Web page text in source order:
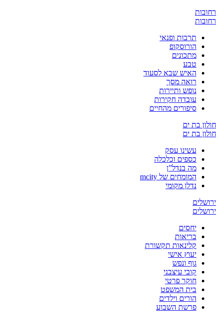
תרבות ופנאי
הורוסקופ
מתכונים
טבע
האיש שבא לסעוד
רואה מסך
נופש ותיירות
עובדה חקירות
סיפורים מהחיים
בת ים
בת ים
עשינו עסק
כספים וכלכלה
מה בנדל”ן
המומחים של mcity
נדלן מקומי
יחסים
בריאות
קלינאות תקשורת
יעוץ אישי
גוף ונפש
קובי עיצבני
חוקר פרטי
בית המשפט
הורים וילדים
פרשת השבוע